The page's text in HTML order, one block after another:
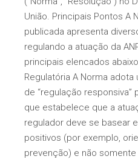
União. Principais Pontos A
publicada apresenta
regulando a atuação da
principais elencados
Regulatória A Norma adota
de “regulação responsiva”
que estabelece que a
regulador deve se basear
positivos (por exemplo,
prevenção) e não somente